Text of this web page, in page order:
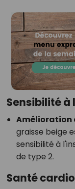
Sensibilité à
Amélioration
graisse beige
sensibilité à
de type 2.
Santé